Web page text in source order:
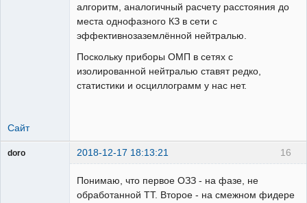
алгоритм, аналогичный расчету расстояния до
места однофазного КЗ в сети с
эффективнозаземлённой нейтралью.
Поскольку приборы ОМП в сетях с
изолированной нейтралью ставят редко,
статистики и осциллограмм у нас нет.
Сайт
16
doro 2018-12-17 18:13:21
Понимаю, что первое ОЗЗ - на фазе, не
обработанной ТТ. Второе - на смежном фидере